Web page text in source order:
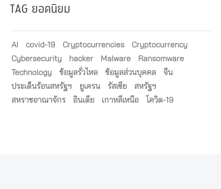
TAG ยอดนิยม
AI covid-19 Cryptocurrencies
Cryptocurrency
Cybersecurity
hacker Malware
Ransomware
Technology
ข้อมูลรั่วไหล ข้อมูลส่วนบุคคล
จีน
ประเด็นร้อนสหรัฐฯ
ยูเครน รัสเซีย
สหรัฐฯ
สหราชอาณาจักร
อินเดีย เกาหลีเหนือ โควิด-19